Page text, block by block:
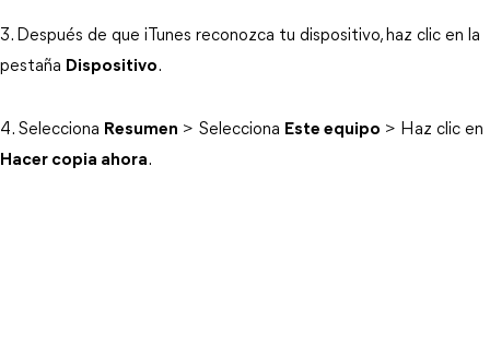
3. Después de que iTunes reconozca tu dispositivo, haz clic en la
pestaña Dispositivo.
4. Selecciona Resumen > Selecciona Este equipo > Haz clic en
Hacer copia ahora.